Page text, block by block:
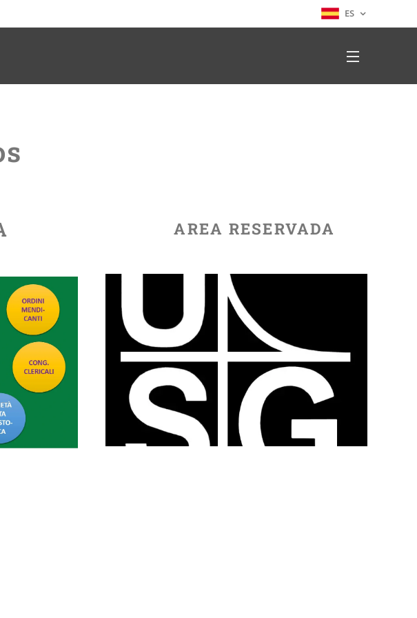
ES
AREA RESERVADA